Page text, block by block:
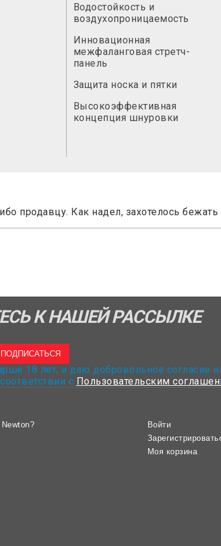
Водостойкость и
воздухопроницаемость
Инновационная
межфаланговая стретч-
панель
Защита носка и пятки
Высокоэффективная
концепция шнуровки
продавцу. Как надел, захотелось
К НАШЕЙ РАССЫЛКЕ
ПОДПИСАТЬСЯ
18 лет, и даю добровольное согласие
с Пользовательским
Войти
Моя корзина